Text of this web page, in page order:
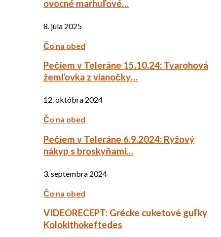
ovocné marhuľové…
8. júla 2025
Čo na obed
Pečiem v Teleráne 15.10.24: Tvarohová
žemľovka z vianočky…
12. októbra 2024
Čo na obed
Pečiem v Teleráne 6.9.2024: Ryžový
nákyp s broskyňami…
3. septembra 2024
Čo na obed
VIDEORECEPT: Grécke cuketové guľky
Kolokithokeftedes